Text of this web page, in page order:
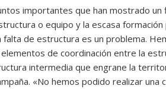
importantes que han mostrado un
o equipo y la escasa formación
de estructura es un problema.
de coordinación entre la
intermedia que engrane la
«No hemos podido realizar una